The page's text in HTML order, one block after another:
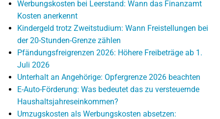
Werbungskosten bei Leerstand: Wann das Finanzamt
Kosten anerkennt
Kindergeld trotz Zweitstudium: Wann Freistellungen bei
der 20-Stunden-Grenze zählen
Pfändungsfreigrenzen 2026: Höhere Freibeträge ab 1.
Juli 2026
Unterhalt an Angehörige: Opfergrenze 2026 beachten
E-Auto-Förderung: Was bedeutet das zu versteuernde
Haushaltsjahreseinkommen?
Umzugskosten als Werbungskosten absetzen: